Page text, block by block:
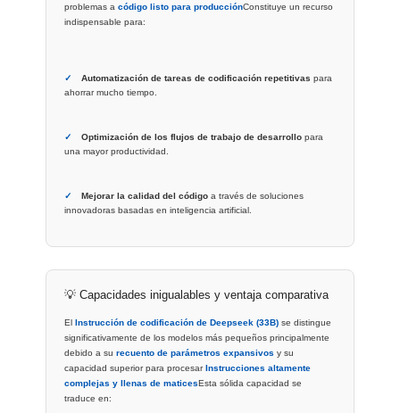
problemas acódigo listo para producciónConstituye un recurso
indispensable para:
✓ Automatización de tareas de codificación repetitivas para
ahorrar mucho tiempo.
✓ Optimización de los flujos de trabajo de desarrollo para
una mayor productividad.
✓ Mejorar la calidad del código a través de soluciones
innovadoras basadas en inteligencia artificial.
💡 Capacidades inigualables y ventaja comparativa
El Instrucción de codificación de Deepseek (33B) se distingue
significativamente de los modelos más pequeños principalmente
debido a surecuento de parámetros expansivos y su
capacidad superior para procesar Instrucciones altamente
complejas y llenas de maticesEsta sólida capacidad se
traduce en: